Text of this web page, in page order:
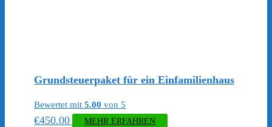
Grundsteuerpaket für ein Einfamilienhaus
Bewertet mit 5.00 von 5
€450.00 MEHR ERFAHREN